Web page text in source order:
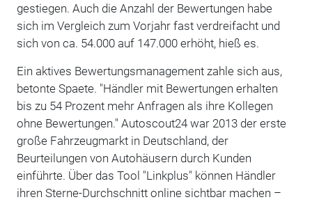
gestiegen. Auch die Anzahl der Bewertungen habe
sich im Vergleich zum Vorjahr fast verdreifacht und
sich von ca. 54.000 auf 147.000 erhöht, hieß es.
Ein aktives Bewertungsmanagement zahle sich aus,
betonte Spaete. "Händler mit Bewertungen erhalten
bis zu 54 Prozent mehr Anfragen als ihre Kollegen
ohne Bewertungen." Autoscout24 war 2013 der erste
große Fahrzeugmarkt in Deutschland, der
Beurteilungen von Autohäusern durch Kunden
einführte. Über das Tool "Linkplus" können Händler
ihren Sterne-Durchschnitt online sichtbar machen –